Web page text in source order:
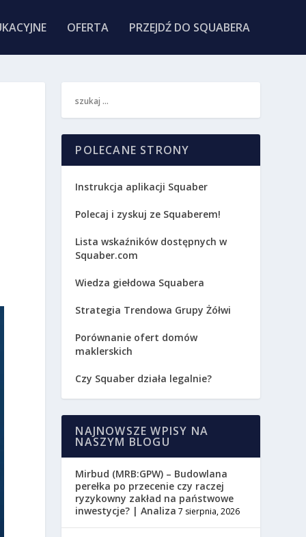
OFERTA PRZEJDŹ DO SQUABERA
POLECANE STRONY
Instrukcja aplikacji Squaber
Polecaj i zyskuj ze Squaberem!
Lista wskaźników dostępnych w
Squaber.com
Wiedza giełdowa Squabera
Strategia Trendowa Grupy Żółwi
Porównanie ofert domów
maklerskich
Czy Squaber działa legalnie?
NAJNOWSZE WPISY NA
NASZYM BLOGU
Mirbud (MRB:GPW) – Budowlana
perełka po przecenie czy raczej
ryzykowny zakład na państwowe
inwestycje? | Analiza 7 sierpnia, 2026